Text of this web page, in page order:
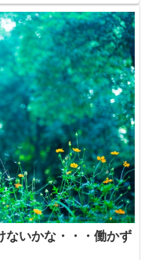
ないかな・・・働かず